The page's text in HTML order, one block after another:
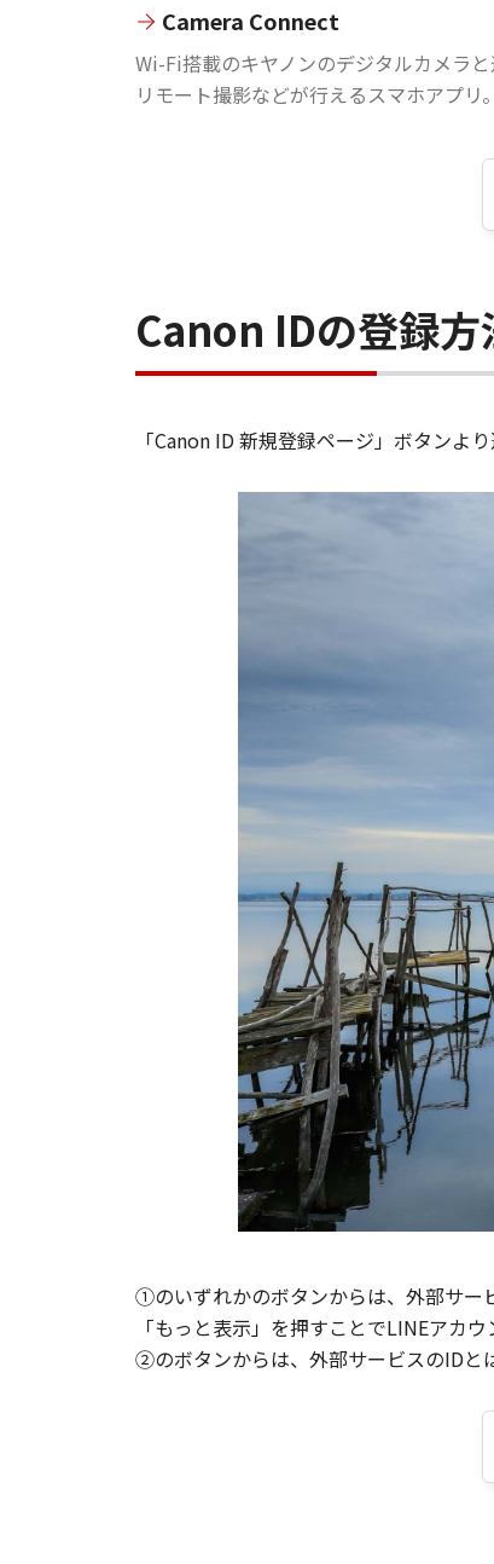
Camera Connect
Wi-Fi搭載のキヤノンのデジタルカメラと
リモート撮影などが行えるスマホアプリ。
Canon IDの登録方
「Canon ID 新規登録ページ」ボタンよ
①のいずれかのボタンからは、外部サー
「もっと表示」を押すことでLINEアカウ
②のボタンからは、外部サービスのIDと